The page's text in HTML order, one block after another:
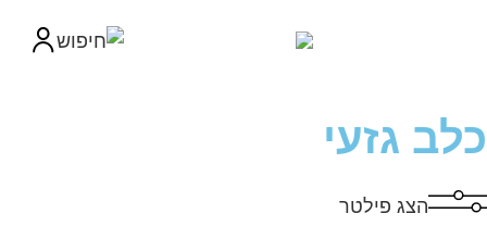
גזעי
הצג פילטר